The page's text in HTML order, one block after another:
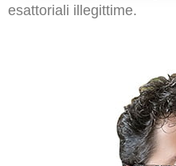
esattoriali illegittime.